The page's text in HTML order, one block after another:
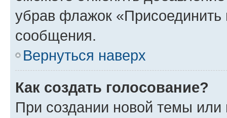
убрав флажок
сообщения.
Вернуться наверх
Как создать голосование?
При создании новой темы или